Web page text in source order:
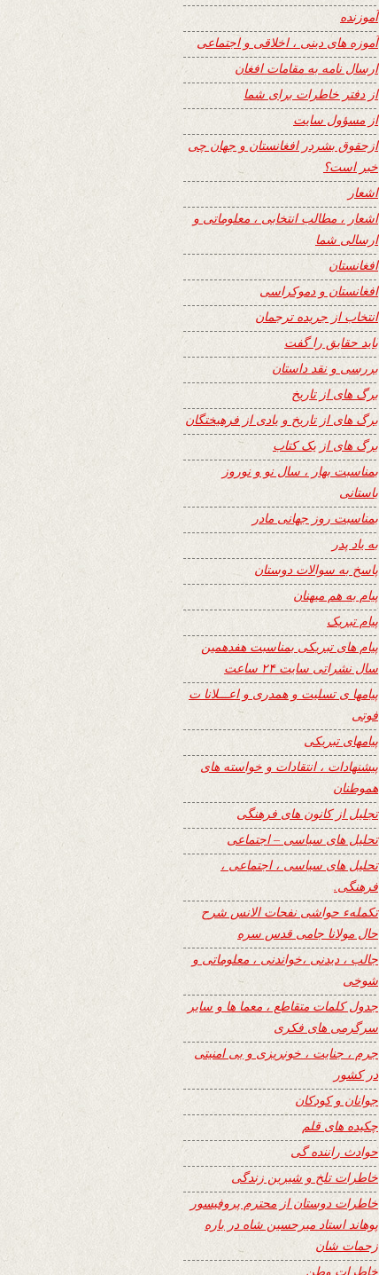
آموزنده
آموزه های دینی ، اخلاقی و اجتماعی
ارسال نامه به مقامات افغان
از دفتر خاطرات برای شما
از مسؤول سایت
ازحقوق بشردر افغانستان و جهان چی
خبر است؟
اشعار
اشعار ، مطالب انتخابی ، معلوماتی و
ارسالی شما
افغانستان
افغانستان و دموکراسی
انتخاب از جریده ترجمان
باید حقایق را گفت
بررسی و نقد داستان
برگ های از تاریخ
برگ های از تاریخ و یادی از فرهیختگان
برگ های از یک کتاب
بمناسبت بهار ، سال نو و نوروز
باستانی
بمناسبت روز جهانی مادر
به یاد پدر
پاسخ به سوالات دوستان
پیام به هم میهنان
پیام تبریک
پیام های تبریکی بمناسبت هفدهمین
سال نشراتی سایت ۲۴ ساعت
پیامها ی تسلیت و همدری و اعـــلانا ت
فوتی
پیامهای تبریکی
پیشنهادات ، انتقادات و خواسته های
هموطنان
تجلیل از کانون های فرهنگی
تحلیل های سیاسی – اجتماعی
تحلیل های سیاسی ، اجتماعی ،
فرهنگی.
تکملهء حواشی نفحات الانس شرح
حال مولانا جامی قدس سره
جالب ، دیدنی ،خواندنی ، معلوماتی و
شوخی
جدول کلمات متقاطع ، معما ها و سایر
سرگرمی های فکری
جرم ، جنایت ، خونریزی و بی امنیتی
در کشور
جوانان و کودکان
چکیده های قلم
حوادث راننده گی
خاطرات تلخ و شیرین زندگی
خاطرات دوستان از محترم پروفیسور
پوهاند استاد میرحسین شاه در باره
زحمات شان
خاطرات وطن